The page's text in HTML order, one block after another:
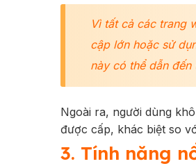
Vì tất cả các trang
cập lớn hoặc sử
này có thể dẫn
Ngoài ra, người dùng
được cấp, khác biệt so
3. Tính năng